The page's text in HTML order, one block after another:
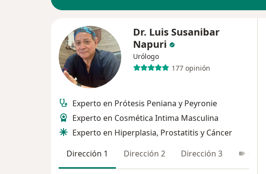
Dr. Luis Susanibar
Napuri
Urólogo
177 opinión
Experto en Prótesis Peniana y Peyronie
Experto en Cosmética Intima Masculina
Experto en Hiperplasia, Prostatitis y Cáncer
Dirección 1
Dirección 2 Dirección 3